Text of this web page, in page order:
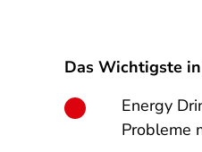
Das Wichtigste
Energy
Probleme